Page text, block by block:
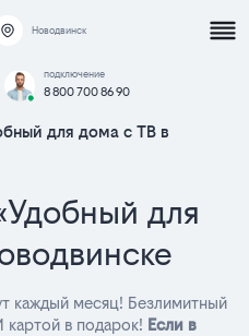
Новодвинск
подключение
8 800 700 86 90
для дома с ТВ в
для
каждый месяц! Безлимитный
в подарок! Если в